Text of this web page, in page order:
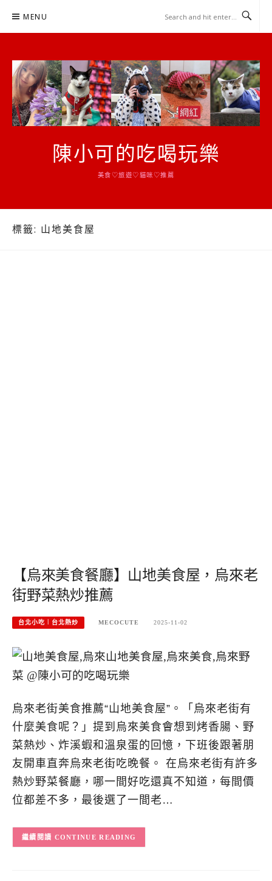
MENU
陳小可的吃喝玩樂
美食♡旅遊♡貓咪♡推薦
標籤: 山地美食屋
【烏來美食餐廳】山地美食屋，烏來老
街野菜熱炒推薦
台北小吃︱台北熱炒 MECOCUTE 2025-11-02
烏來老街美食推薦“山地美食屋”。「烏來老街有
什麼美食呢？」提到烏來美食會想到烤香腸、野
菜熱炒、炸溪蝦和溫泉蛋的回憶，下班後跟著朋
友開車直奔烏來老街吃晚餐。 在烏來老街有許多
熱炒野菜餐廳，哪一間好吃還真不知道，每間價
位都差不多，最後選了一間老…
CONTINUE READING